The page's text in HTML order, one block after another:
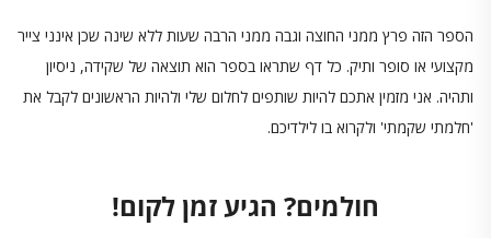
הספר הזה פרץ ממני החוצה וגבה ממני הרבה שעות ללא שינה שכן אינני צייר
מקצועי או סופר ותיק. כל דף שתראו בספר הוא תוצאה של שקידה, ניסיון
ותהיה. אני מזמין אתכם להיות שותפים לחלום שלי ולהיות הראשונים לקבל את
'חלמתי שקמתי' ולקרוא בו לילדיכם.
חולמים? הגיע זמן לקום!